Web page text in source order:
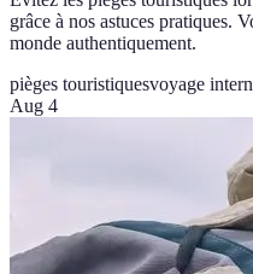
grâce à nos astuces pratiques.
monde authentiquement.
pièges touristiquesvoyage
Aug 4